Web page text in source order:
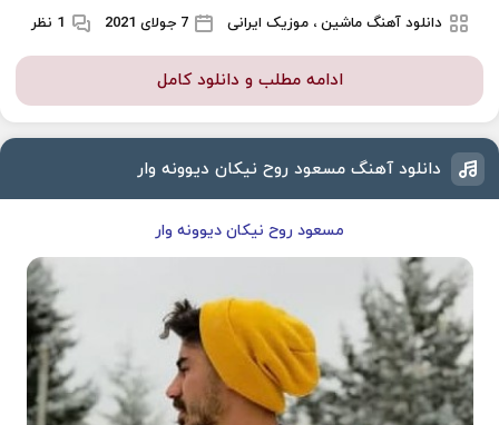
دانلود آهنگ ماشین ، موزیک ایرانی 7 جولای 2021 1 نظر
ادامه مطلب و دانلود کامل
دانلود آهنگ مسعود روح نیکان دیوونه وار
مسعود روح نیکان دیوونه وار